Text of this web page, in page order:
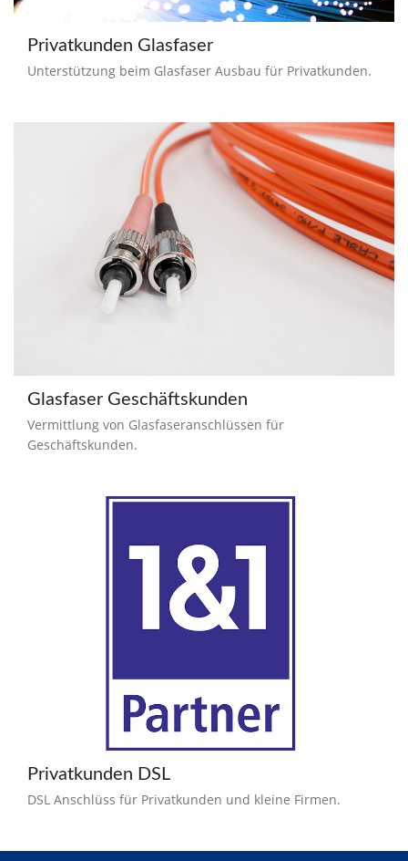
Privatkunden Glasfaser
Unterstützung beim Glasfaser Ausbau für Privatkunden.
Glasfaser Geschäftskunden
Vermittlung von Glasfaseranschlüssen für
Geschäftskunden.
Privatkunden DSL
DSL Anschlüss für Privatkunden und kleine Firmen.